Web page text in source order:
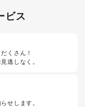
ビス
くさん！
逃しなく。
せします。